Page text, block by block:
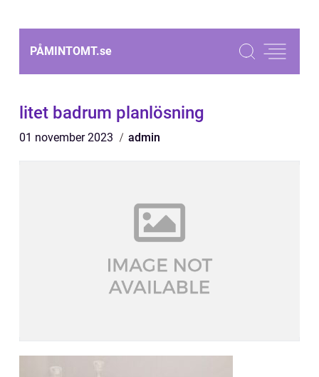
PÅMINTOMT.se
litet badrum planlösning
01 november 2023 admin